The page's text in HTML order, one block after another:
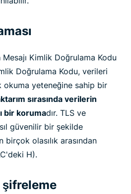
Mesajı Kimlik Doğrulama Kodu
Doğrulama Kodu, verileri
okuma yeteneğine sahip bir
sırasında verilerin
bir korumadır. TLS ve
güvenilir bir şekilde
birçok olasılık arasından
H).
şifreleme